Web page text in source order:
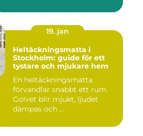
19. jan
Heltäckningsmatta i
Stockholm: guide för ett
tystare och mjukare hem
En heltäckningsmatta
förvandlar snabbt ett rum.
Golvet blir mjukt, ljudet
dämpas och ...